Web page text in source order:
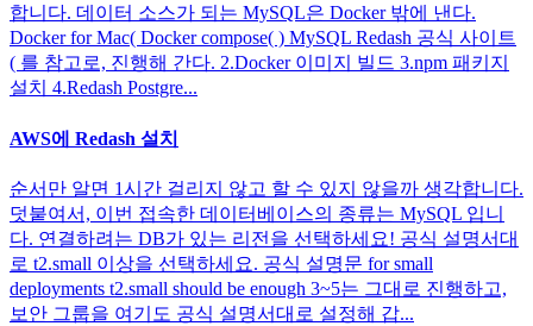
합니다. 데이터 소스가 되는 MySQL은 Docker 밖에 낸다.
Docker for Mac( Docker compose( ) MySQL Redash 공식 사이트
( 를 참고로, 진행해 간다. 2.Docker 이미지 빌드 3.npm 패키지
설치 4.Redash Postgre...
AWS에 Redash 설치
순서만 알면 1시간 걸리지 않고 할 수 있지 않을까 생각합니다.
덧붙여서, 이번 접속한 데이터베이스의 종류는 MySQL 입니
다. 연결하려는 DB가 있는 리전을 선택하세요! 공식 설명서대
로 t2.small 이상을 선택하세요. 공식 설명문 for small
deployments t2.small should be enough 3~5는 그대로 진행하고,
보안 그룹을 여기도 공식 설명서대로 설정해 갑...